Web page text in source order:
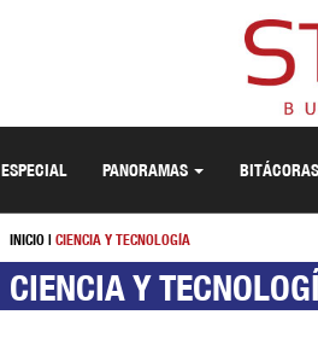
ESPECIAL PANORAMAS BITÁCORAS
INICIO| CIENCIA Y TECNOLOGÍA
CIENCIA Y